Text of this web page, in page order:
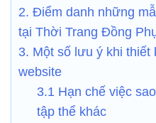
2. Điểm danh những
tại Thời Trang Đồng
3. Một số lưu ý khi thiết
website
3.1 Hạn chế việc
tập thể khác